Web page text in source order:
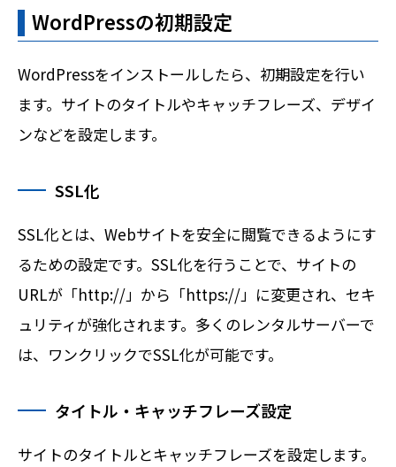
WordPressの初期設定
WordPressをインストールしたら、初期設定を行い
ます。サイトのタイトルやキャッチフレーズ、デザイ
ンなどを設定します。
SSL化
SSL化とは、Webサイトを安全に閲覧できるようにす
るための設定です。SSL化を行うことで、サイトの
URLが「http://」から「https://」に変更され、セキ
ュリティが強化されます。多くのレンタルサーバーで
は、ワンクリックでSSL化が可能です。
タイトル・キャッチフレーズ設定
サイトのタイトルとキャッチフレーズを設定します。